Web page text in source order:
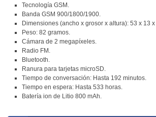
Tecnología GSM.
Banda GSM 900/1800/1900.
Dimensiones (ancho x grosor x altura): 53 x 13 x
Peso: 82 gramos.
Cámara de 2 megapíxeles.
Radio FM.
Bluetooth.
Ranura para tarjetas microSD.
Tiempo de conversación: Hasta 192 minutos.
Tiempo en espera: Hasta 533 horas.
Batería ion de Litio 800 mAh.